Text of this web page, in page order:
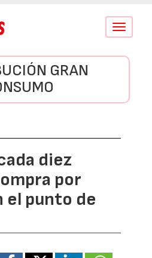
Conmutar
GRAN
diez
por
el punto de